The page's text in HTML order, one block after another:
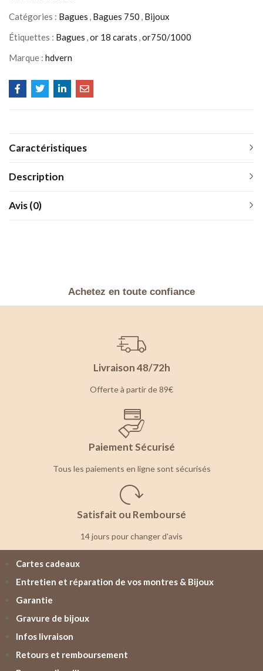
Catégories : Bagues , Bagues 750 , Bijoux
Étiquettes : Bagues ,or 18 carats ,or750/1000
Marque : hdvern
Caractéristiques
Description
Avis (0)
Achetez en toute confiance
Livraison 48/72h
Offerte à partir de 89€
Paiement Sécurisé
Tous les paiements en ligne sont sécurisés
Satisfait ou Remboursé
14 jours pour changer d'avis
Cartes cadeaux
Entretien et réparation de vos montres & Bijoux
Garantie
Gravure de bijoux
Infos livraison
Retours et remboursement